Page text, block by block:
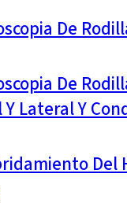
De
De
Lateral Y